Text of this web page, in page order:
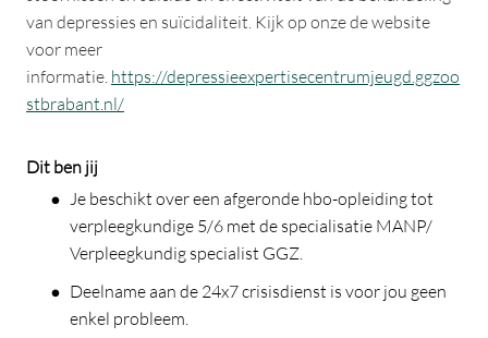
van depressies en suïcidaliteit. Kijk op onze de website
voor meer
informatie. https://depressieexpertisecentrumjeugd.ggzoo
stbrabant.nl/
Dit ben jij
Je beschikt over een afgeronde hbo-opleiding tot
verpleegkundige 5/6 met de specialisatie MANP/
Verpleegkundig specialist GGZ.
Deelname aan de 24x7 crisisdienst is voor jou geen
enkel probleem.